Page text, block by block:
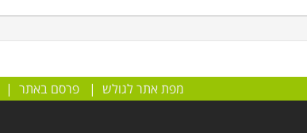
מפת אתר לגולש |פרסם באתר |